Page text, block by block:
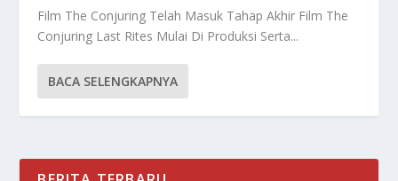
Film The Conjuring Telah Masuk Tahap Akhir Film The
Conjuring Last Rites Mulai Di Produksi Serta...
BACA SELENGKAPNYA